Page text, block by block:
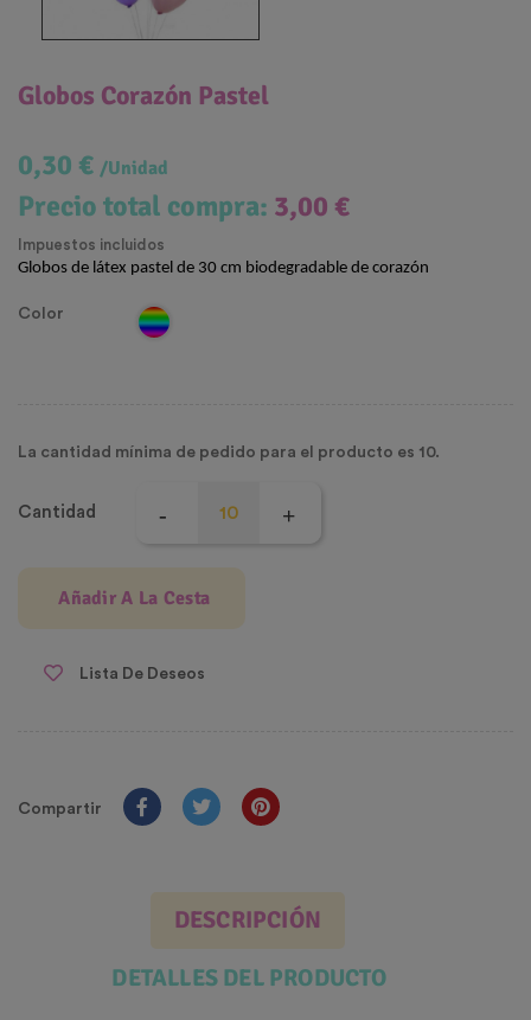
Globos Corazón Pastel
0,30 € /Unidad
Precio total compra: 3,00 €
Impuestos incluidos
Globos de látex pastel de 30 cm biodegradable de corazón
Color
La cantidad mínima de pedido para el producto es 10.
Cantidad
Añadir A La Cesta
Lista De Deseos
Compartir
DESCRIPCIÓN
DETALLES DEL PRODUCTO